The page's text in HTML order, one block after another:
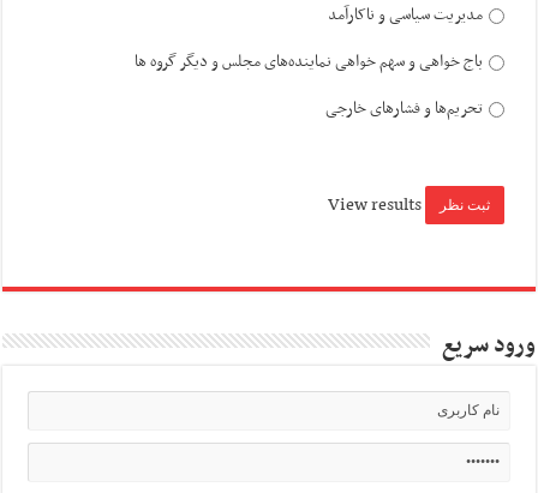
مدیریت سیاسی و ناکارآمد
باج خواهی و سهم خواهی نماینده‌های مجلس و دیگر گروه ها
تحریم‌ها و فشارهای خارجی
View results
ورود سریع